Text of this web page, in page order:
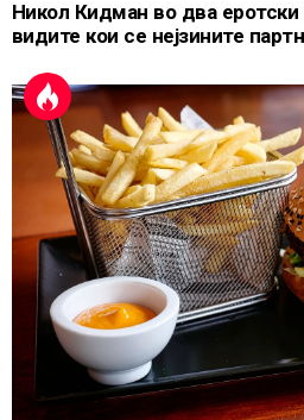
Никол Кидман во два
видите кои се нејзините